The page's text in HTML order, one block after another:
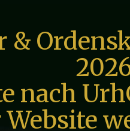
&
nach
Website